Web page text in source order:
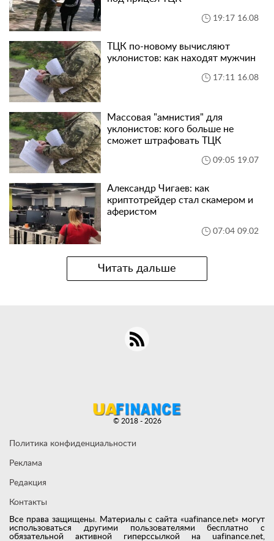
19:17 16.08
ТЦК по-новому вычисляют
уклонистов: как находят мужчин
17:11 16.08
Массовая "амнистия" для
уклонистов: кого больше не
сможет штрафовать ТЦК
09:05 19.07
Александр Чигаев: как
криптотрейдер стал скамером и
аферистом
07:04 09.02
Читать дальше
Все права защищены. Материалы с сайта «uafinance.net» могут
использоваться другими пользователями бесплатно с
обязательной активной гиперссылкой на uafinance.net,
Политика конфиденциальности
Реклама
Редакция
Контакты
© 2018 - 2026